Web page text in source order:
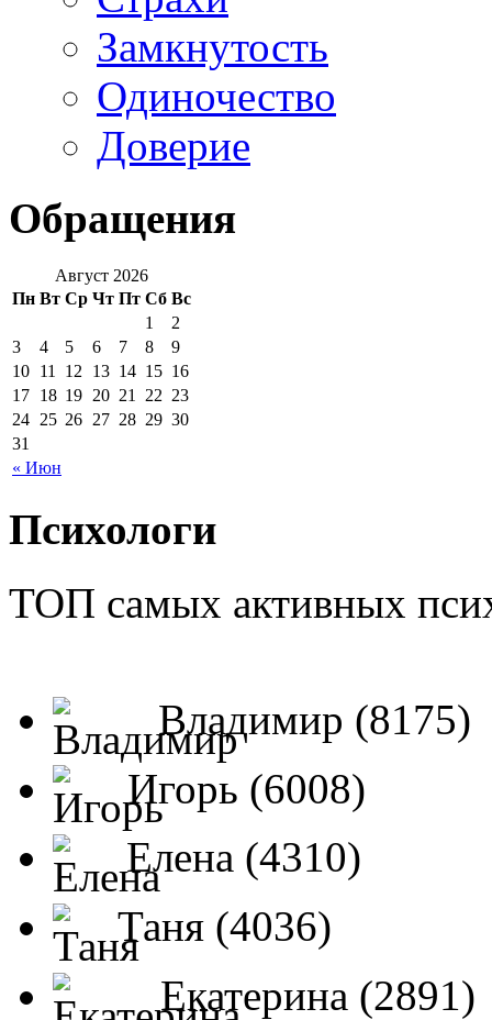
Замкнутость
Одиночество
Доверие
Обращения
Август 2026
Пн Вт Ср Чт Пт Сб Вс
« Июн
1
2
3
4 5 6 7 8
9
10 11 12 13 14 15 16
17 18 19 20 21 22 23
24 25 26 27 28 29 30
31
Психологи
ТОП самых активных
Владимир (8175)
Игорь (6008)
Елена (4310)
Таня (4036)
Екатерина (2891)